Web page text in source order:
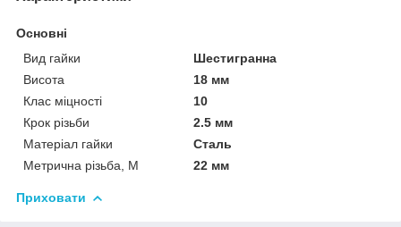
Основні
Вид гайки
Шестигранна
Висота
18 мм
Клас міцності
10
Крок різьби
2.5 мм
Матеріал гайки
Сталь
Метрична різьба, М
22 мм
Приховати